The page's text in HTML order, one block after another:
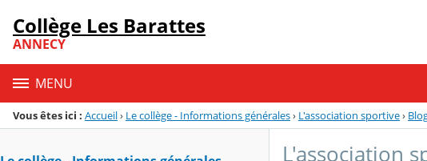
Menu de la rubrique
Contenu
Collège Les Barattes
ANNECY
MENU
Vous êtes ici : Accueil› Le collège - Informations générales› L'association sportive›
L'association